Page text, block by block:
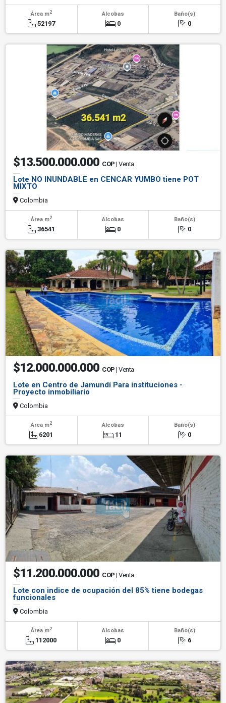
Área m2
52197
Alcobas
0
Baño(s)
0
$13.500.000.000 COP | Venta
Lote NO INUNDABLE en CENCAR YUMBO tiene POT
MIXTO
Colombia
Área m2
36541
Alcobas
0
Baño(s)
0
$12.000.000.000 COP | Venta
Lote en Centro de Jamundí Para instituciones -
Proyecto inmobiliario
Colombia
Área m2
6201
Alcobas
11
Baño(s)
0
$11.200.000.000 COP | Venta
Lote con indice de ocupación del 85% tiene bodegas
funcionales
Colombia
Área m2
112000
Alcobas
0
Baño(s)
6